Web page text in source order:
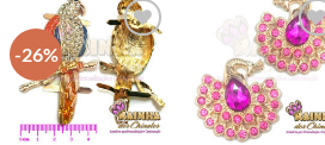
-26%